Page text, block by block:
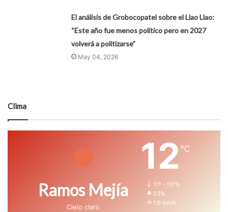
El análisis de Grobocopatel sobre el Llao Llao:
“Este año fue menos político pero en 2027
volverá a politizarse”
May 04, 2026
Clima
Ramos Mejía
Cielo claro
12 ℃
11º - 13º%
53%
1.6 km/h